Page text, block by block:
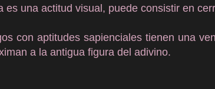
es una actitud visual, puede consistir en
con aptitudes sapienciales tienen una
a la antigua figura del adivino.